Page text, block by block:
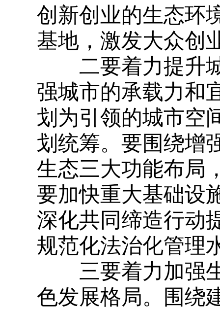
创新创业的生态环
基地，激发大众创
二要着力提升城
强城市的承载力和
划为引领的城市空
划统筹。要围绕增
生态三大功能布局
要加快重大基础设
深化共同缔造行动
规范化法治化管理
三要着力加强生
色发展格局。围绕